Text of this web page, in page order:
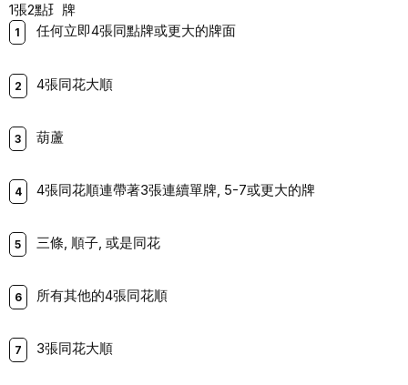
1張2點⺩牌
任何⽴即4張同點牌或更⼤的牌⾯
4張同花⼤順
葫蘆
4張同花順連帶著3張連續單牌, 5-7或更⼤的牌
三條, 順⼦, 或是同花
所有其他的4張同花順
3張同花⼤順